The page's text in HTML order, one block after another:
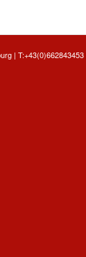
| T:+43(0)662843453